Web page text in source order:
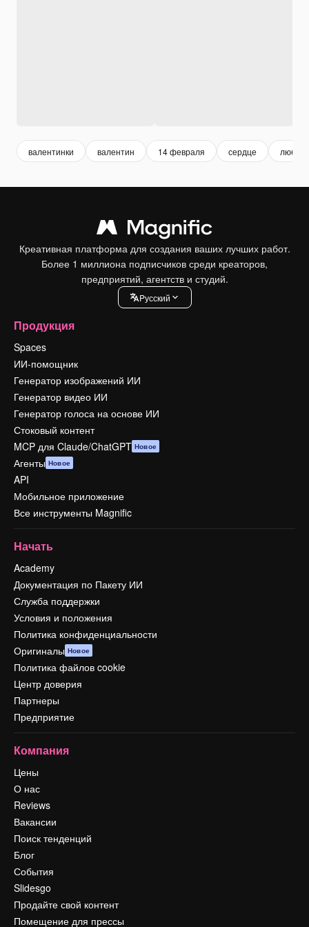
валентинки валентин 14 февраля сердце любовь
Креативная платформа для создания ваших лучших работ.
Более 1 миллиона подписчиков среди креаторов,
предприятий, агентств и студий.
Pусский
Продукция
Spaces
ИИ-помощник
Генератор изображений ИИ
Генератор видео ИИ
Генератор голоса на основе ИИ
Стоковый контент
MCP для Claude/ChatGPT Новое
Агенты Новое
API
Мобильное приложение
Все инструменты Magnific
Начать
Academy
Документация по Пакету ИИ
Служба поддержки
Условия и положения
Политика конфиденциальности
Оригиналы Новое
Политика файлов cookie
Центр доверия
Партнеры
Предприятие
Компания
Цены
О нас
Reviews
Вакансии
Поиск тенденций
Блог
События
Slidesgo
Продайте свой контент
Помещение для прессы